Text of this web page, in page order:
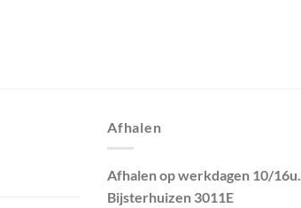
Afhalen
Afhalen op werkdagen 10/16u.
Bijsterhuizen 3011E